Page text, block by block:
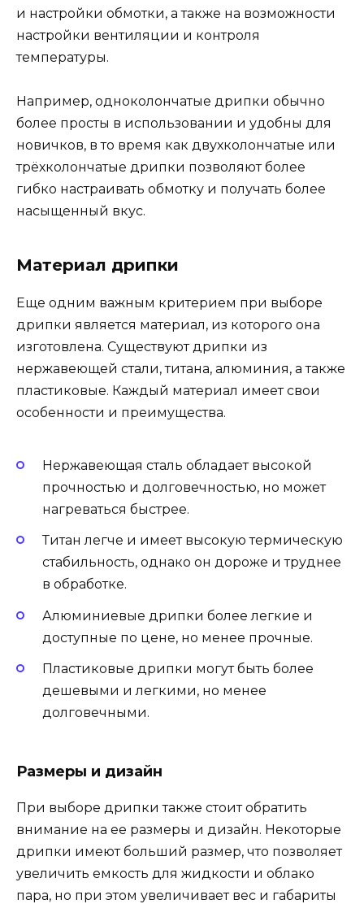
и настройки обмотки, а также на возможности
настройки вентиляции и контроля
температуры.
Например, одноколончатые дрипки обычно
более просты в использовании и удобны для
новичков, в то время как двухколончатые или
трёхколончатые дрипки позволяют более
гибко настраивать обмотку и получать более
насыщенный вкус.
Материал дрипки
Еще одним важным критерием при выборе
дрипки является материал, из которого она
изготовлена. Существуют дрипки из
нержавеющей стали, титана, алюминия, а также
пластиковые. Каждый материал имеет свои
особенности и преимущества.
Нержавеющая сталь обладает высокой
прочностью и долговечностью, но может
нагреваться быстрее.
Титан легче и имеет высокую термическую
стабильность, однако он дороже и труднее
в обработке.
Алюминиевые дрипки более легкие и
доступные по цене, но менее прочные.
Пластиковые дрипки могут быть более
дешевыми и легкими, но менее
долговечными.
Размеры и дизайн
При выборе дрипки также стоит обратить
внимание на ее размеры и дизайн. Некоторые
дрипки имеют больший размер, что позволяет
увеличить емкость для жидкости и облако
пара, но при этом увеличивает вес и габариты